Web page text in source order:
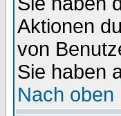
Aktionen
von
Sie haben
Nach oben